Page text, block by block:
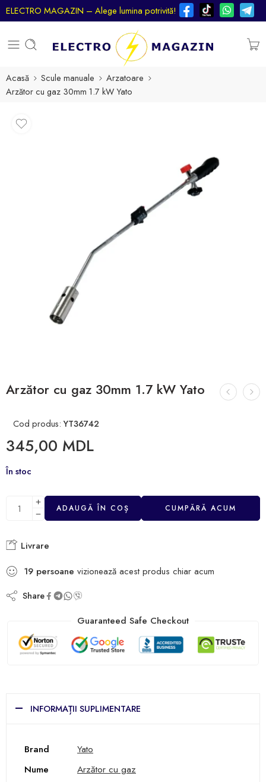
ELECTRO MAGAZIN – Alege lumina potrivită!
Acasă Scule manuale
Arzatoare
Arzător cu gaz 30mm 1.7 kW Yato
Arzător cu gaz 30mm 1.7 kW Yato
Cod produs:YT36742
345,00 MDL
În stoc
ADAUGĂ ÎN COȘ CUMPĂRĂ ACUM
Livrare
19 persoane vizionează acest produs chiar acum
Share
Guaranteed Safe Checkout
INFORMAȚII SUPLIMENTARE
Brand
Yato
Nume
Arzător cu gaz